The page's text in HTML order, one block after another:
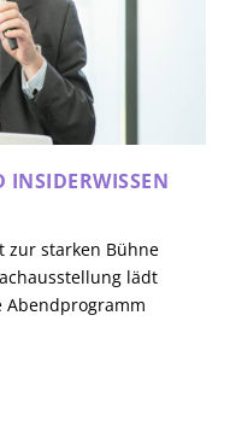
zur starken Bühne
lädt
Abendprogramm